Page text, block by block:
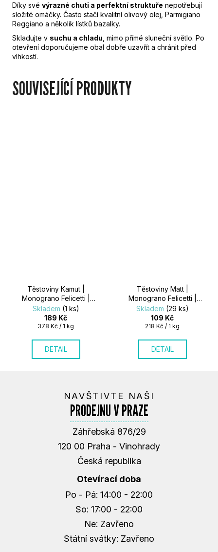
Díky své výrazné chuti a perfektní struktuře nepotřebují
složité omáčky. Často stačí kvalitní olivový olej, Parmigiano
Reggiano a několik lístků bazalky.
Skladujte v suchu a chladu , mimo přímé sluneční světlo. Po
otevření doporučujeme obal dobře uzavřít a chránit před
vlhkostí.
SOUVISEJÍCÍ PRODUKTY
Těstoviny Kamut |
Monograno Felicetti |
500g
Skladem (1 ks)
189 Kč
Měrná
378 Kč / 1 kg
DETAIL
Těstoviny Matt |
Monograno Felicetti |
500g
Skladem (29 ks)
109 Kč
Měrná
218 Kč / 1 kg
DETAIL
NAVŠTIVTE NAŠI
PRODEJNU V PRAZE
Záhřebská 876/29
120 00 Praha - Vinohrady
Česká republika
Otevírací doba
Po - Pá: 14:00 - 22:00
So: 17:00 - 22:00
Ne: Zavřeno
Státní svátky: Zavřeno